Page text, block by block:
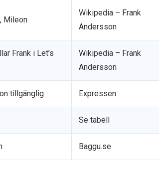
Mileon
Wikipedia – Frank
Andersson
Frank i Let’s
Wikipedia – Frank
Andersson
tillgänglig Expressen
Se tabell
Baggu.se